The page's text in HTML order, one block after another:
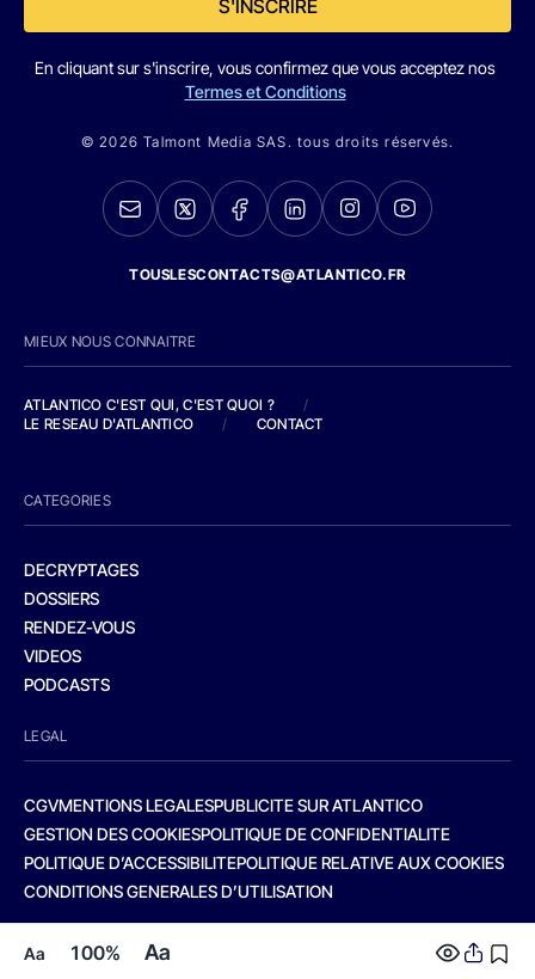
Aa 100% Aa
S'INSCRIRE
En cliquant sur s'inscrire, vous confirmez que vous acceptez nos
Termes et Conditions
© 2026 Talmont Media SAS. tous droits réservés.
TOUSLESCONTACTS@ATLANTICO.FR
MIEUX NOUS CONNAITRE
ATLANTICO C'EST QUI, C'EST QUOI ?
/
LE RESEAU D'ATLANTICO
/ CONTACT
CATEGORIES
DECRYPTAGES
DOSSIERS
RENDEZ-VOUS
VIDEOS
PODCASTS
LEGAL
CGVMENTIONS LEGALESPUBLICITE SUR ATLANTICO
GESTION DES COOKIESPOLITIQUE DE CONFIDENTIALITE
POLITIQUE D’ACCESSIBILITEPOLITIQUE RELATIVE AUX COOKIES
CONDITIONS GENERALES D’UTILISATION